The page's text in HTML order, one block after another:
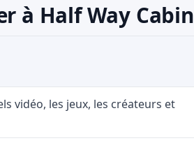
à Half Way Cabin
vidéo, les jeux, les créateurs et